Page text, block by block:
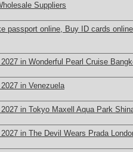
Suppliers
passport online, Buy ID cards
in Wonderful Pearl Cruise
in Venezuela
in Tokyo Maxell Aqua Park
in The Devil Wears Prada